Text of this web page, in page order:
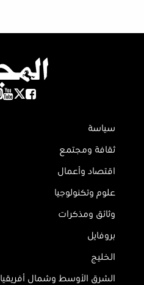
سياسة
ثقافة ومجتمع
اقتصاد وأعمال
علوم وتكنولوجيا
وثائق ومذكرات
بروفايل
الخليج
الشرق الأوسط وشمال أفريقيا